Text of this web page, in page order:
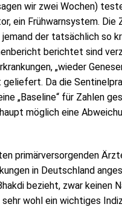
wir zwei Wochen)
ein Frühwarnsystem. Die
der tatsächlich so
berichtet sind
„wieder
Da die
„Baseline“ für Zahlen
möglich eine
primärversorgenden
in Deutschland
bezieht, zwar keinen
wohl ein wichtiges